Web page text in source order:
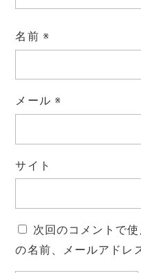
名前 ※
メール ※
サイト
次回のコメントで
の名前、メールアドレ